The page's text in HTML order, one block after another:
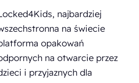
najbardziej
na świecie
opakowań
na otwarcie przez
i przyjaznych dla